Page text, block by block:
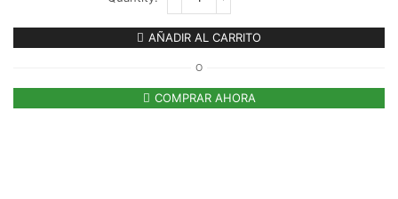
AÑADIR AL CARRITO
O
COMPRAR AHORA